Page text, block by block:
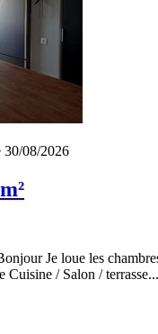
30/08/2026
Je loue les
Cuisine / Salon / terrasse...